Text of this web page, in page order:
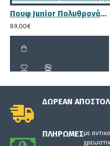
Πουφ Junior Πολυθρονάκι | Αδιάβροχο | 75x67x57x30 | Γκρι Διάτρητο Πανί
89,00€
ΔΩΡΕΆΝ
ΠΛΗΡΩΜΈΣμε